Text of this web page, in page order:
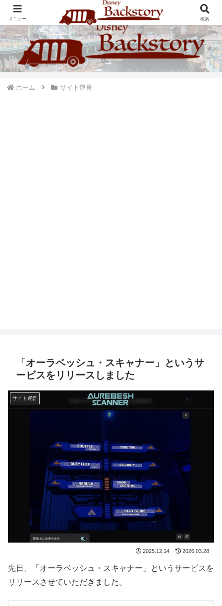
ディズニーパークのバックストーリーを語るブログ
ホーム サイト運営
「オーラベッシュ・スキャナー」というサ
ービスをリリースしました
サイト運営
2025.12.14 2026.03.28
先日、「オーラベッシュ・スキャナー」というサービスを
リリースさせていただきました。
メニュー 検索